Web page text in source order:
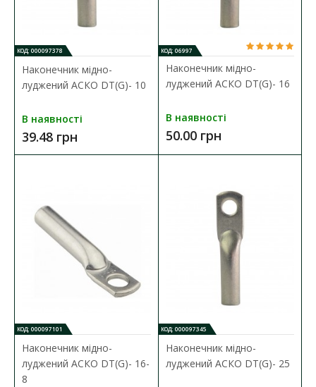
Наконечник мідно-луджений DT(G)-50
Наявність: В наявності
Кабельний наконечник серії DT(G) представляє собою
спеціальний елемент, які призначений дл..
КОД: 000097378
Наконечник мідно-
луджений АСКО DT(G)- 10
В наявності
39.48 грн
КОД: 06997
Наконечник мідно-
луджений АСКО DT(G)- 16
В наявності
50.00 грн
КОД: 000097101
Наконечник мідно-
луджений АСКО DT(G)- 16-
8
КОД: 000097345
Наконечник мідно-
луджений АСКО DT(G)- 25